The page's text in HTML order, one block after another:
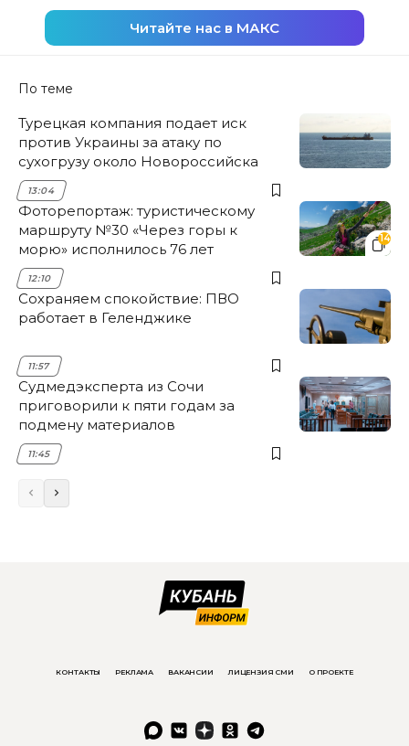
Читайте нас в МАКС
По теме
Турецкая компания подает иск
против Украины за атаку по
сухогрузу около Новороссийска
13:04
14
Фоторепортаж: туристическому
маршруту №30 «Через горы к
морю» исполнилось 76 лет
12:10
Сохраняем спокойствие: ПВО
работает в Геленджике
11:57
Судмедэксперта из Сочи
приговорили к пяти годам за
подмену материалов
11:45
КОНТАКТЫ РЕКЛАМА ВАКАНСИИ ЛИЦЕНЗИЯ СМИ О ПРОЕКТЕ